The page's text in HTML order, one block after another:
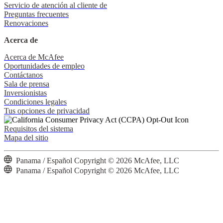
Servicio de atención al cliente de
Preguntas frecuentes
Renovaciones
Acerca de
Acerca de McAfee
Oportunidades de empleo
Contáctanos
Sala de prensa
Inversionistas
Condiciones legales
Tus opciones de privacidad
Requisitos del sistema
Mapa del sitio
Panama / Español Copyright © 2026 McAfee, LLC
Panama / Español Copyright © 2026 McAfee, LLC